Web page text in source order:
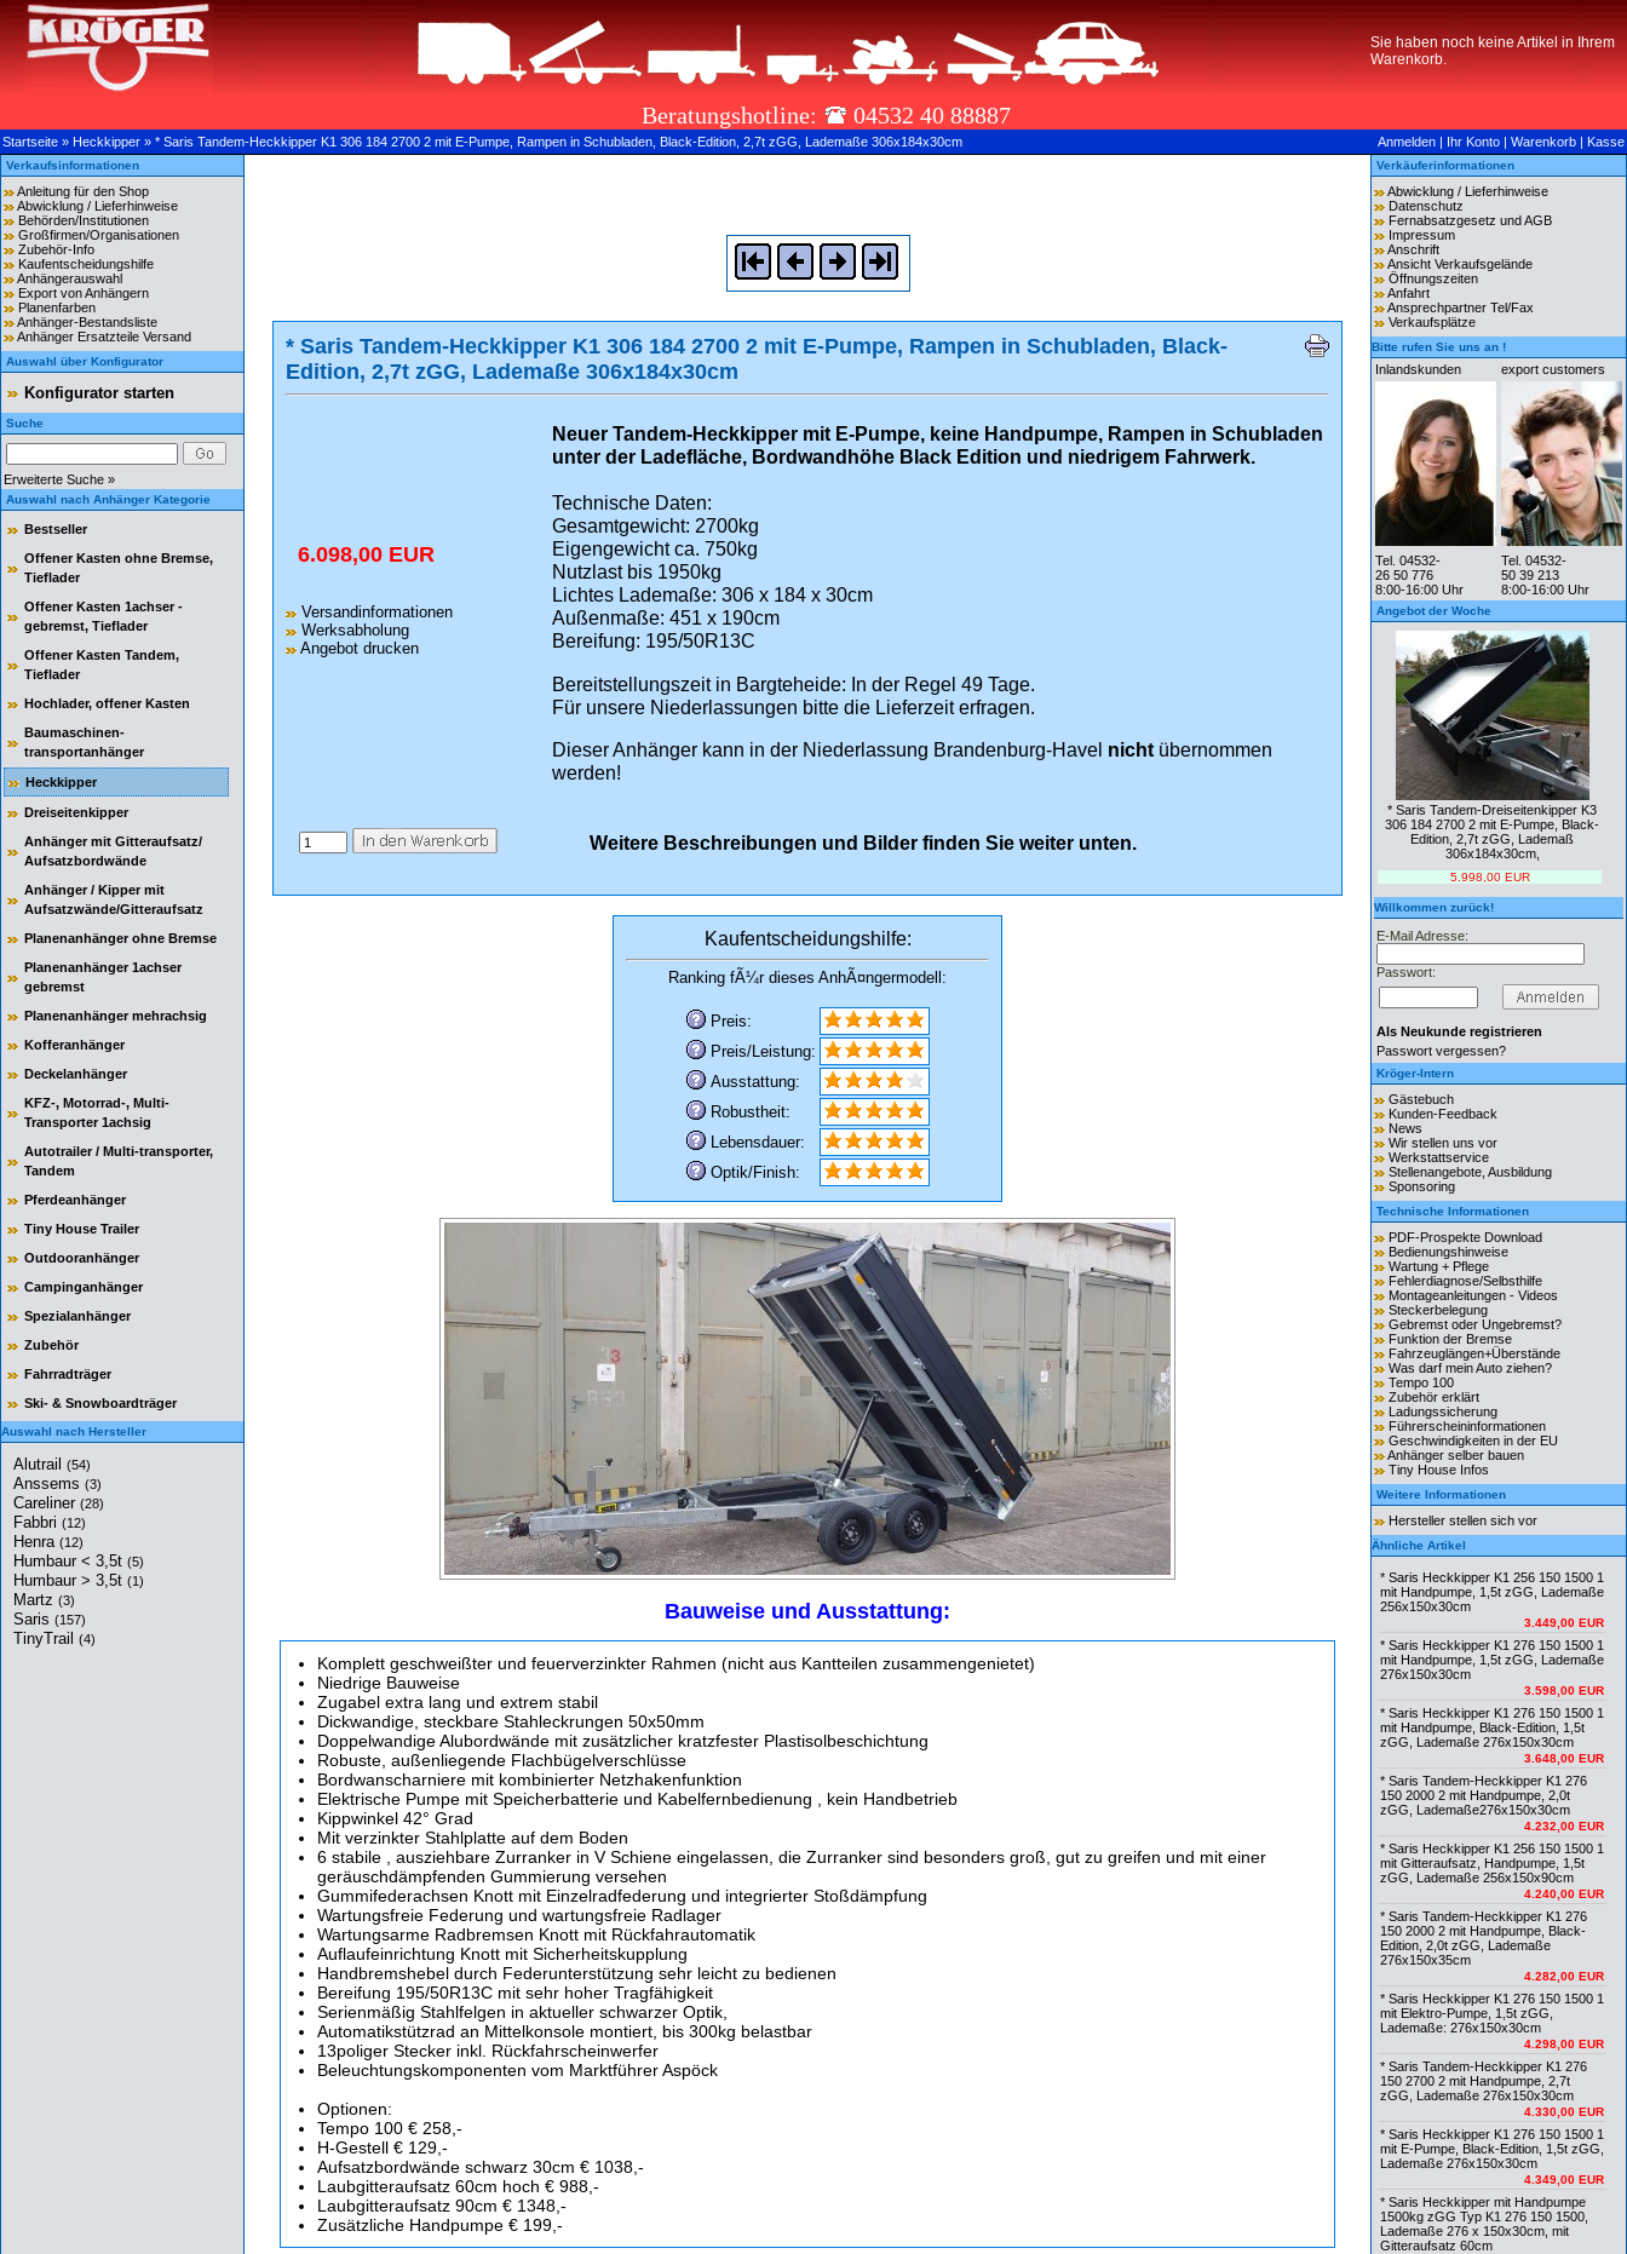
Sie haben noch keine Artikel in Ihrem
Warenkorb.
Beratungshotline: 04532 40 88887
Startseite » Heckkipper » * Saris Tandem-Heckkipper K1 306 184 2700 2 mit E-Pumpe, Rampen in Schubladen, Black-Edition, 2,7t zGG, Lademaße 306x184x30cm Anmelden | Ihr Konto | Warenkorb | Kasse
Verkaufsinformationen
Anleitung für den Shop
Abwicklung / Lieferhinweise
Behörden/Institutionen
Großfirmen/Organisationen
Zubehör-Info
Kaufentscheidungshilfe
Anhängerauswahl
Export von Anhängern
Planenfarben
Anhänger-Bestandsliste
Anhänger Ersatzteile Versand
Auswahl über Konfigurator
Konfigurator starten
Suche
Erweiterte Suche »
Auswahl nach Anhänger Kategorie
Bestseller
Offener Kasten ohne Bremse,
Tieflader
Offener Kasten 1achser -
gebremst, Tieflader
Offener Kasten Tandem,
Tieflader
Hochlader, offener Kasten
Baumaschinen-
transportanhänger
Heckkipper
Dreiseitenkipper
Anhänger mit Gitteraufsatz/
Aufsatzbordwände
Anhänger / Kipper mit
Aufsatzwände/Gitteraufsatz
Planenanhänger ohne Bremse
Planenanhänger 1achser
gebremst
Planenanhänger mehrachsig
Kofferanhänger
Deckelanhänger
KFZ-, Motorrad-, Multi-
Transporter 1achsig
Autotrailer / Multi-transporter,
Tandem
Pferdeanhänger
Tiny House Trailer
Outdooranhänger
Campinganhänger
Spezialanhänger
Zubehör
Fahrradträger
Ski- & Snowboardträger
Auswahl nach Hersteller
Alutrail (54)
Anssems (3)
Careliner (28)
Fabbri (12)
Henra (12)
Humbaur < 3,5t (5)
Humbaur > 3,5t (1)
Martz (3)
Saris (157)
TinyTrail (4)
* Saris Tandem-Heckkipper K1 306 184 2700 2 mit E-Pumpe, Rampen in Schubladen, Black-
Edition, 2,7t zGG, Lademaße 306x184x30cm
6.098,00 EUR
Versandinformationen
Werksabholung
Angebot drucken
Neuer Tandem-Heckkipper mit E-Pumpe, keine Handpumpe, Rampen in Schubladen
unter der Ladefläche, Bordwandhöhe Black Edition und niedrigem Fahrwerk.
Technische Daten:
Gesamtgewicht: 2700kg
Eigengewicht ca. 750kg
Nutzlast bis 1950kg
Lichtes Lademaße: 306 x 184 x 30cm
Außenmaße: 451 x 190cm
Bereifung: 195/50R13C
Bereitstellungszeit in Bargteheide: In der Regel 49 Tage.
Für unsere Niederlassungen bitte die Lieferzeit erfragen.
Dieser Anhänger kann in der Niederlassung Brandenburg-Havel nicht übernommen
werden!
Weitere Beschreibungen und Bilder finden Sie weiter unten.
Kaufentscheidungshilfe:
Ranking fÃ¼r dieses AnhÃ¤ngermodell:
Preis:
Preis/Leistung:
Ausstattung:
Robustheit:
Lebensdauer:
Optik/Finish:
Bauweise und Ausstattung:
Komplett geschweißter und feuerverzinkter Rahmen (nicht aus Kantteilen zusammengenietet)
Niedrige Bauweise
Zugabel extra lang und extrem stabil
Dickwandige, steckbare Stahleckrungen 50x50mm
Doppelwandige Alubordwände mit zusätzlicher kratzfester Plastisolbeschichtung
Robuste, außenliegende Flachbügelverschlüsse
Bordwanscharniere mit kombinierter Netzhakenfunktion
Elektrische Pumpe mit Speicherbatterie und Kabelfernbedienung , kein Handbetrieb
Kippwinkel 42° Grad
Mit verzinkter Stahlplatte auf dem Boden
6 stabile , ausziehbare Zurranker in V Schiene eingelassen, die Zurranker sind besonders groß, gut zu greifen und mit einer
geräuschdämpfenden Gummierung versehen
Gummifederachsen Knott mit Einzelradfederung und integrierter Stoßdämpfung
Wartungsfreie Federung und wartungsfreie Radlager
Wartungsarme Radbremsen Knott mit Rückfahrautomatik
Auflaufeinrichtung Knott mit Sicherheitskupplung
Handbremshebel durch Federunterstützung sehr leicht zu bedienen
Bereifung 195/50R13C mit sehr hoher Tragfähigkeit
Serienmäßig Stahlfelgen in aktueller schwarzer Optik,
Automatikstützrad an Mittelkonsole montiert, bis 300kg belastbar
13poliger Stecker inkl. Rückfahrscheinwerfer
Beleuchtungskomponenten vom Marktführer Aspöck
Optionen:
Tempo 100 € 258,-
H-Gestell € 129,-
Aufsatzbordwände schwarz 30cm € 1038,-
Laubgitteraufsatz 60cm hoch € 988,-
Laubgitteraufsatz 90cm € 1348,-
Zusätzliche Handpumpe € 199,-
Verkäuferinformationen
Abwicklung / Lieferhinweise
Datenschutz
Fernabsatzgesetz und AGB
Impressum
Anschrift
Ansicht Verkaufsgelände
Öffnungszeiten
Anfahrt
Ansprechpartner Tel/Fax
Verkaufsplätze
Bitte rufen Sie uns an !
Inlandskunden export customers
Tel. 04532-
26 50 776
8:00-16:00 Uhr
Tel. 04532-
50 39 213
8:00-16:00 Uhr
Angebot der Woche
* Saris Tandem-Dreiseitenkipper K3
306 184 2700 2 mit E-Pumpe, Black-
Edition, 2,7t zGG, Lademaß
306x184x30cm,
5.998,00 EUR
Willkommen zurück!
E-Mail Adresse:
Passwort:
Als Neukunde registrieren
Passwort vergessen?
Kröger-Intern
Gästebuch
Kunden-Feedback
News
Wir stellen uns vor
Werkstattservice
Stellenangebote, Ausbildung
Sponsoring
Technische Informationen
PDF-Prospekte Download
Bedienungshinweise
Wartung + Pflege
Fehlerdiagnose/Selbsthilfe
Montageanleitungen - Videos
Steckerbelegung
Gebremst oder Ungebremst?
Funktion der Bremse
Fahrzeuglängen+Überstände
Was darf mein Auto ziehen?
Tempo 100
Zubehör erklärt
Ladungssicherung
Führerscheininformationen
Geschwindigkeiten in der EU
Anhänger selber bauen
Tiny House Infos
Weitere Informationen
Hersteller stellen sich vor
Ähnliche Artikel
* Saris Heckkipper K1 256 150 1500 1
mit Handpumpe, 1,5t zGG, Lademaße
256x150x30cm
3.449,00 EUR
* Saris Heckkipper K1 276 150 1500 1
mit Handpumpe, 1,5t zGG, Lademaße
276x150x30cm
3.598,00 EUR
* Saris Heckkipper K1 276 150 1500 1
mit Handpumpe, Black-Edition, 1,5t
zGG, Lademaße 276x150x30cm
3.648,00 EUR
* Saris Tandem-Heckkipper K1 276
150 2000 2 mit Handpumpe, 2,0t
zGG, Lademaße276x150x30cm
4.232,00 EUR
* Saris Heckkipper K1 256 150 1500 1
mit Gitteraufsatz, Handpumpe, 1,5t
zGG, Lademaße 256x150x90cm
4.240,00 EUR
* Saris Tandem-Heckkipper K1 276
150 2000 2 mit Handpumpe, Black-
Edition, 2,0t zGG, Lademaße
276x150x35cm
4.282,00 EUR
* Saris Heckkipper K1 276 150 1500 1
mit Elektro-Pumpe, 1,5t zGG,
Lademaße: 276x150x30cm
4.298,00 EUR
* Saris Tandem-Heckkipper K1 276
150 2700 2 mit Handpumpe, 2,7t
zGG, Lademaße 276x150x30cm
4.330,00 EUR
* Saris Heckkipper K1 276 150 1500 1
mit E-Pumpe, Black-Edition, 1,5t zGG,
Lademaße 276x150x30cm
4.349,00 EUR
* Saris Heckkipper mit Handpumpe
1500kg zGG Typ K1 276 150 1500,
Lademaße 276 x 150x30cm, mit
Gitteraufsatz 60cm